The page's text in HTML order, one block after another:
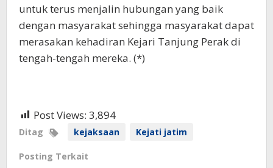
untuk terus menjalin hubungan yang baik
dengan masyarakat sehingga masyarakat dapat
merasakan kehadiran Kejari Tanjung Perak di
tengah-tengah mereka. (*)
Post Views: 3,894
Ditag kejaksaan Kejati jatim
Posting Terkait